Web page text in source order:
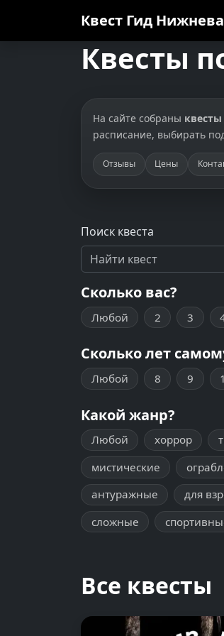
Квест Гид
Квесты
На сайте собраны
расписание, выбирать
Отзывы Цены
Поиск квеста
Сколько вас?
Любой 2 3
Сколько лет
Любой 8 9
Какой жанр?
Любой хоррор
мистические
антуражные
для
сложные
Все квесты